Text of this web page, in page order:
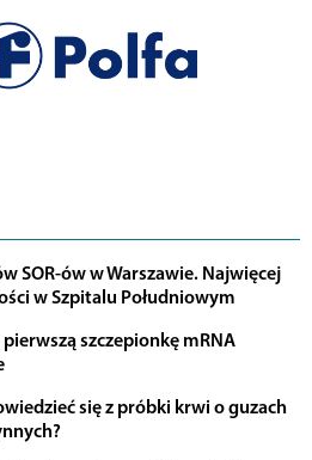
SOR-ów w Warszawie. Najwięcej
w Szpitalu Południowym
szczepionkę mRNA
się z próbki krwi o guzach